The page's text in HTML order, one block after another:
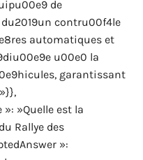
de
contru00f4le
automatiques et
u00e0 la
garantissant
»Quelle est la
Rallye des
»: